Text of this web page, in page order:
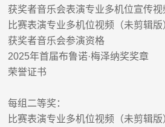
获奖者音乐会表演专业多机位宣传视
比赛表演专业多机位视频（未剪辑版
获奖者音乐会参演资格
2025年首届布鲁诺·梅泽纳奖奖章
荣誉证书
每组二等奖：
比赛表演专业多机位视频（未剪辑版